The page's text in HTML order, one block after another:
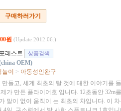
구매하러가기
원 (Update 2012.06.)
레스트
OEM)
이
> 아동성인완구
들고, 세계 최초의 탈 것에 대한 이야기를
가 만든 플라이어호 입니다. 12초동안 32m
말이 없이 움직이 는 최초의 차입니다. 이